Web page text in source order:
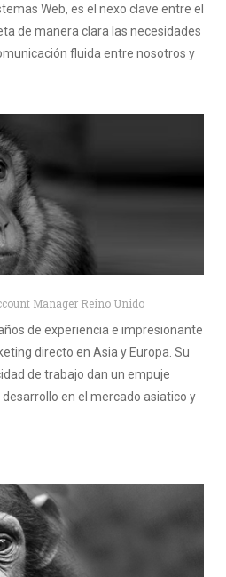
Web, es el nexo clave entre el
de manera clara las necesidades
fluida entre nosotros y
Manager Reino Unido
de experiencia e impresionante
directo en Asia y Europa. Su
de trabajo dan un empuje
en el mercado asiatico y